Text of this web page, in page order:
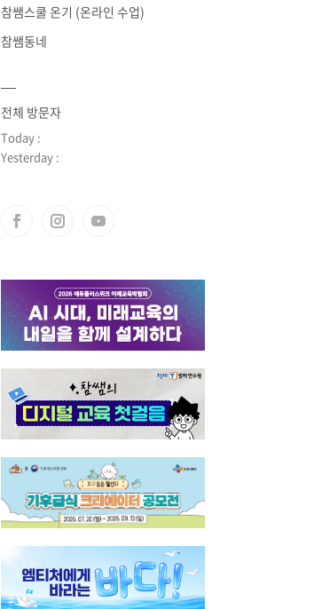
참쌤스쿨 온기 (온라인 수업)
참쌤동네
전체 방문자
Today :
Yesterday :